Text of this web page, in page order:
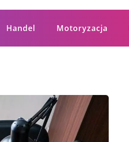
Handel Motoryzacja